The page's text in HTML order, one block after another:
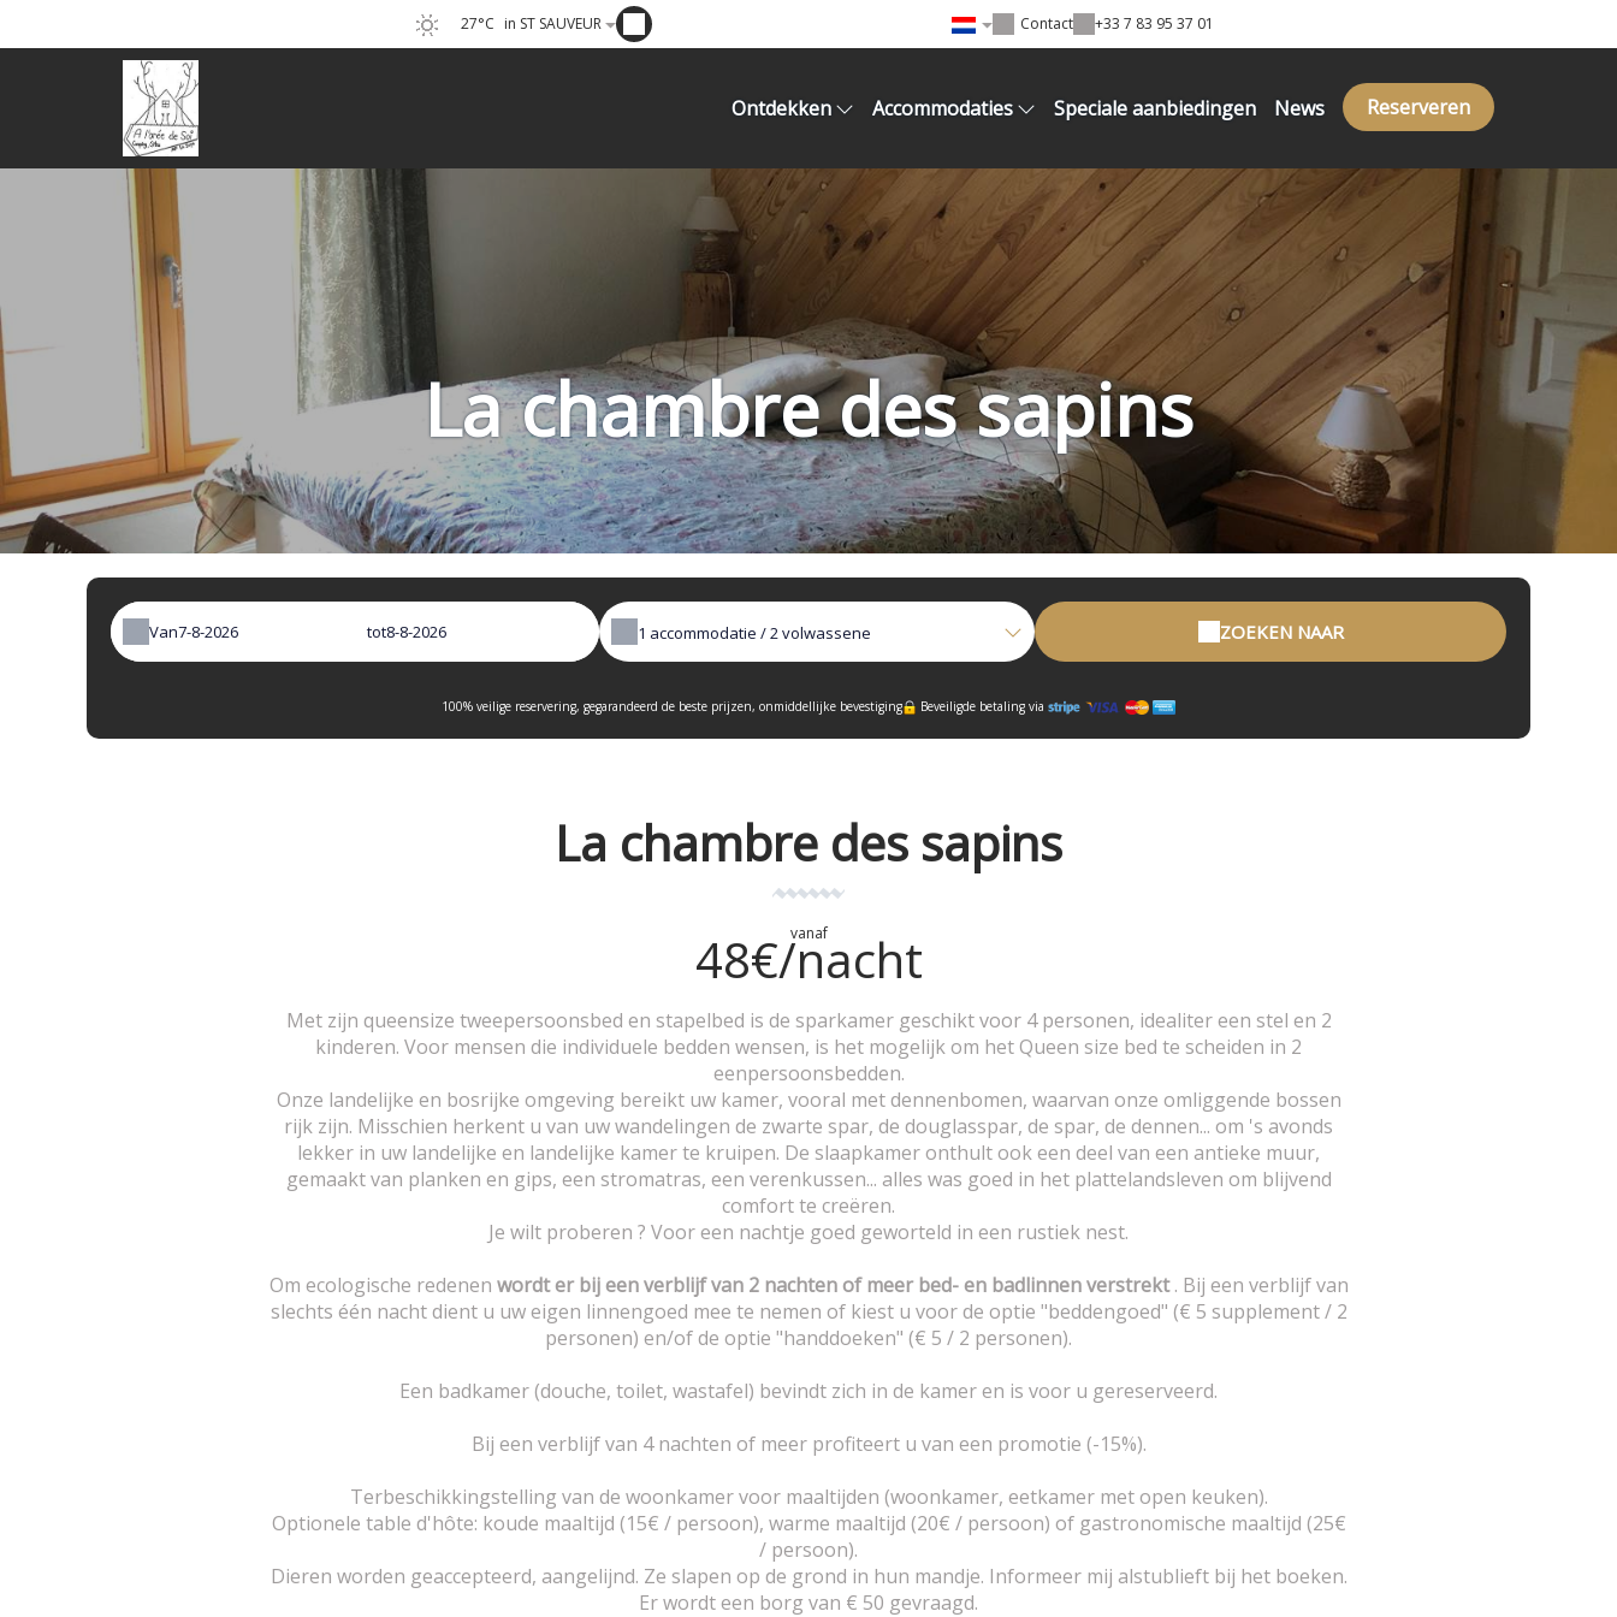
27°C in ST SAUVEUR Contact +33 7 83 95 37 01
Ontdekken Accommodaties Speciale aanbiedingen News Reserveren
La chambre des sapins
Van tot 1 accommodatie /2volwassene ZOEKEN NAAR
100% veilige reservering, gegarandeerd de beste prijzen, onmiddellijke bevestiging Beveiligde betaling via
La chambre des sapins
vanaf
48€/nacht
Met zijn queensize tweepersoonsbed en stapelbed is de sparkamer geschikt voor 4 personen, idealiter een stel en 2
kinderen. Voor mensen die individuele bedden wensen, is het mogelijk om het Queen size bed te scheiden in 2
eenpersoonsbedden.
Onze landelijke en bosrijke omgeving bereikt uw kamer, vooral met dennenbomen, waarvan onze omliggende bossen
rijk zijn. Misschien herkent u van uw wandelingen de zwarte spar, de douglasspar, de spar, de dennen... om 's avonds
lekker in uw landelijke en landelijke kamer te kruipen. De slaapkamer onthult ook een deel van een antieke muur,
gemaakt van planken en gips, een stromatras, een verenkussen... alles was goed in het plattelandsleven om blijvend
comfort te creëren.
Je wilt proberen ? Voor een nachtje goed geworteld in een rustiek nest.
Om ecologische redenen wordt er bij een verblijf van 2 nachten of meer bed- en badlinnen verstrekt. Bij een verblijf van
slechts één nacht dient u uw eigen linnengoed mee te nemen of kiest u voor de optie "beddengoed" (€ 5 supplement / 2
personen) en/of de optie "handdoeken" (€ 5 / 2 personen).
Een badkamer (douche, toilet, wastafel) bevindt zich in de kamer en is voor u gereserveerd.
Bij een verblijf van 4 nachten of meer profiteert u van een promotie (-15%).
Terbeschikkingstelling van de woonkamer voor maaltijden (woonkamer, eetkamer met open keuken).
Optionele table d'hôte: koude maaltijd (15€ / persoon), warme maaltijd (20€ / persoon) of gastronomische maaltijd (25€
/ persoon).
Dieren worden geaccepteerd, aangelijnd. Ze slapen op de grond in hun mandje. Informeer mij alstublieft bij het boeken.
Er wordt een borg van € 50 gevraagd.